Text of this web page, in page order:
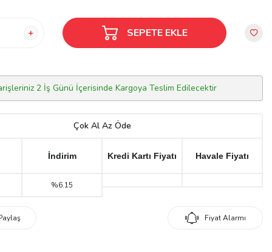
SEPETE EKLE
2 İş Günü İçerisinde Kargoya Teslim Edilecektir
Çok Al Az Öde
İndirim Kredi Kartı Fiyatı Havale Fiyatı
%6.15
Fiyat Alarmı